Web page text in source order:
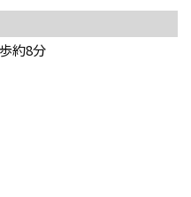
約8分